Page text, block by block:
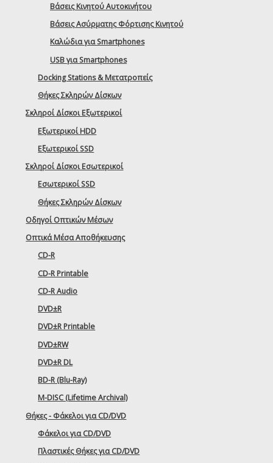
Βάσεις Κινητού Αυτοκινήτου
Βάσεις Ασύρματης Φόρτισης Κινητού
Καλώδια για Smartphones
USB για Smartphones
Docking Stations & Μετατροπείς
Θήκες Σκληρών Δίσκων
Σκληροί Δίσκοι Εξωτερικοί
Εξωτερικοί HDD
Εξωτερικοί SSD
Σκληροί Δίσκοι Εσωτερικοί
Εσωτερικοί SSD
Θήκες Σκληρών Δίσκων
Οδηγοί Οπτικών Μέσων
Οπτικά Μέσα Αποθήκευσης
CD-R
CD-R Printable
CD-R Audio
DVD±R
DVD±R Printable
DVD±RW
DVD±R DL
BD-R (Blu-Ray)
M-DISC (Lifetime Archival)
Θήκες - Φάκελοι για CD/DVD
Φάκελοι για CD/DVD
Πλαστικές Θήκες για CD/DVD